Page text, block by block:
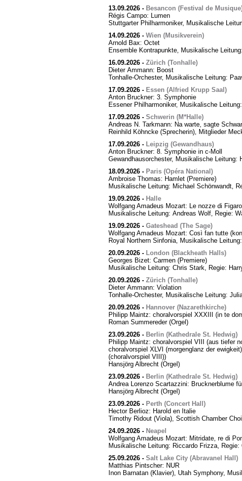
13.09.2026- Besancon (Festival de
Régis Campo: Lumen
Stuttgarter Philharmoniker, Musikalische
14.09.2026- Wien (Musikverein)
Arnold Bax: Octet
Ensemble Kontrapunkte, Musikalische
16.09.2026- Zürich (Tonhalle)
Dieter Ammann: Boost
Tonhalle-Orchester, Musikalische Leitung:
17.09.2026- Essen (Alfried Krupp Saal)
Anton Bruckner: 3. Symphonie
Essener Philharmoniker, Musikalische
17.09.2026- Schwerin (M*Halle)
Andreas N. Tarkmann: Na warte, sagte
Reinhild Köhncke (Sprecherin), Mitglieder
17.09.2026- Leipzig (Gewandhaus)
Anton Bruckner: 8. Symphonie in c-Moll
Gewandhausorchester, Musikalische Leitung:
18.09.2026- Paris (Opéra National)
Ambroise Thomas: Hamlet (Premiere)
Musikalische Leitung: Michael Schönwandt,
19.09.2026- Halle
Wolfgang Amadeus Mozart: Le nozze di
Musikalische Leitung: Andreas Wolf, Regie:
19.09.2026- Gateshead (The Sage)
Wolfgang Amadeus Mozart: Così fan tutte
Royal Northern Sinfonia, Musikalische
20.09.2026- London (Blackheath Halls)
Georges Bizet: Carmen (Premiere)
Musikalische Leitung: Chris Stark, Regie:
20.09.2026- Zürich (Tonhalle)
Dieter Ammann: Violation
Tonhalle-Orchester, Musikalische Leitung:
20.09.2026- Hannover (Nazarethkirche)
Philipp Maintz: choralvorspiel XXXIII (in te
Roman Summereder (Orgel)
23.09.2026- Berlin (Kathedrale St. Hedwig)
Philipp Maintz: choralvorspiel VIII (aus tiefer
choralvorspiel XLVI (morgenglanz der
(choralvorspiel VIII))
Hansjörg Albrecht (Orgel)
23.09.2026- Berlin (Kathedrale St. Hedwig)
Andrea Lorenzo Scartazzini: Brucknerblume
Hansjörg Albrecht (Orgel)
23.09.2026- Perth (Concert Hall)
Hector Berlioz: Harold en Italie
Timothy Ridout (Viola), Scottish Chamber
24.09.2026- Neapel
Wolfgang Amadeus Mozart: Mitridate, re di
Musikalische Leitung: Riccardo Frizza, Regie:
25.09.2026- Salt Lake City (Abravanel Hall)
Matthias Pintscher: NUR
Inon Barnatan (Klavier), Utah Symphony,